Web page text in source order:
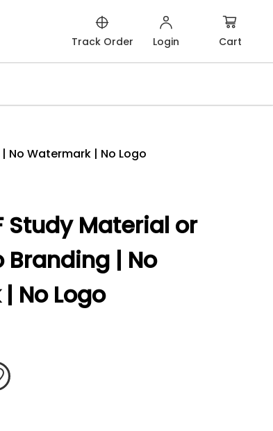
Track Order Login Cart
No Watermark | No Logo
Study Material or
| No
No Logo